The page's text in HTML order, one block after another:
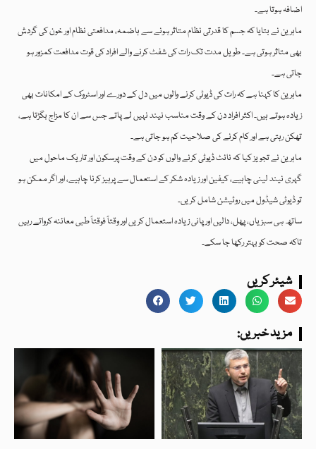
اضافہ ہوتا ہے۔
ماہرین نے بتایا کہ جسم کا قدرتی نظام متاثر ہونے سے ہاضمہ، مدافعتی نظام اور خون کی گردش
بھی متاثر ہوتی ہے۔ طویل مدت تک رات کی شفٹ کرنے والے افراد کی قوت مدافعت کمزور ہو
جاتی ہے۔
ماہرین کا کہنا ہے کہ رات کی ڈیوٹی کرنے والوں میں دل کے دورے اور اسٹروک کے امکانات بھی
زیادہ ہوتے ہیں۔ اکثر افراد دن کے وقت مناسب نیند نہیں لے پاتے جس سے ان کا مزاج بگڑتا ہے،
تھکن رہتی ہے اور کام کرنے کی صلاحیت کم ہو جاتی ہے۔
ماہرین نے تجویز کیا کہ نائٹ ڈیوٹی کرنے والوں کو دن کے وقت پرسکون اور تاریک ماحول میں
گہری نیند لینی چاہیے، کیفین اور زیادہ شکر کے استعمال سے پرہیز کرنا چاہیے، اور اگر ممکن ہو
تو ڈیوٹی شیڈول میں روٹیشن شامل کریں۔
ساتھ ہی سبزیاں، پھل، دالیں اور پانی زیادہ استعمال کریں اور وقتاً فوقتاً طبی معائنہ کرواتے رہیں
تاکہ صحت کو بہتر رکھا جا سکے۔
شیئر کریں
:مزید خبریں